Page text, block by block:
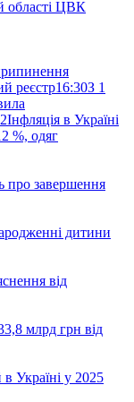
області ЦВК
реєстр16:30З 1
Інфляція в Україні
%, одяг
про завершення
дитини
від
млрд грн від
Україні у 2025